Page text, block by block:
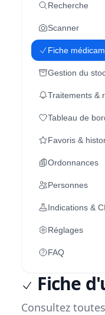
Recherche
Scanner
Fiche
Gestion du
Traitements &
Tableau de
Favoris &
Ordonnances
Personnes
Indications &
Réglages
FAQ
Fiche
Consultez